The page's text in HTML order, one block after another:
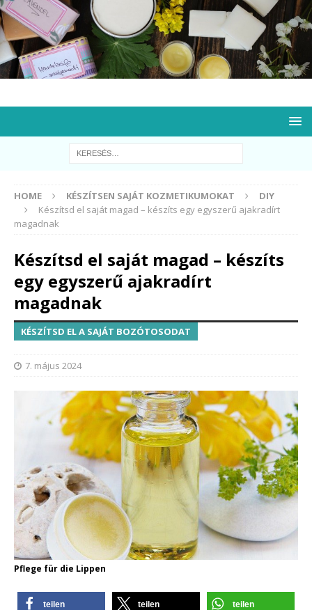
HOME KÉSZÍTSEN SAJÁT KOZMETIKUMOKAT
DIY
Készítsd el saját magad – készíts egy egyszerű ajakradírt
magadnak
Készítsd el saját magad – készíts
egy egyszerű ajakradírt
magadnak
KÉSZÍTSD EL A SAJÁT BOZÓTOSODAT
7. május 2024
Pflege für die Lippen
teilen teilen teilen